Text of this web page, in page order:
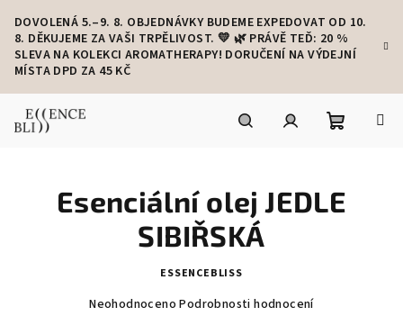
obsah
DOVOLENÁ 5.–9. 8. OBJEDNÁVKY BUDEME EXPEDOVAT OD 10.
8. DĚKUJEME ZA VAŠI TRPĚLIVOST. 💛 🌿 PRÁVĚ TEĎ: 20 %
SLEVA NA KOLEKCI AROMATHERAPY! DORUČENÍ NA VÝDEJNÍ
MÍSTA DPD ZA 45 KČ
košík
Esenciální olej JEDLE
SIBIŘSKÁ
ESSENCEBLISS
Neohodnoceno Podrobnosti hodnocení